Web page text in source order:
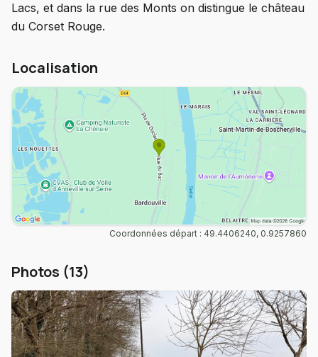
Lacs, et dans la rue des Monts on distingue le château
du Corset Rouge.
Localisation
Coordonnées départ : 49.4406240, 0.9257860
Photos (13)